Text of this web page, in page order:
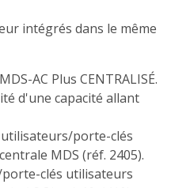
intégrés dans le même
AC Plus CENTRALISÉ.
d'une capacité allant
utilisateurs/porte-clés
MDS (réf. 2405).
porte-clés utilisateurs